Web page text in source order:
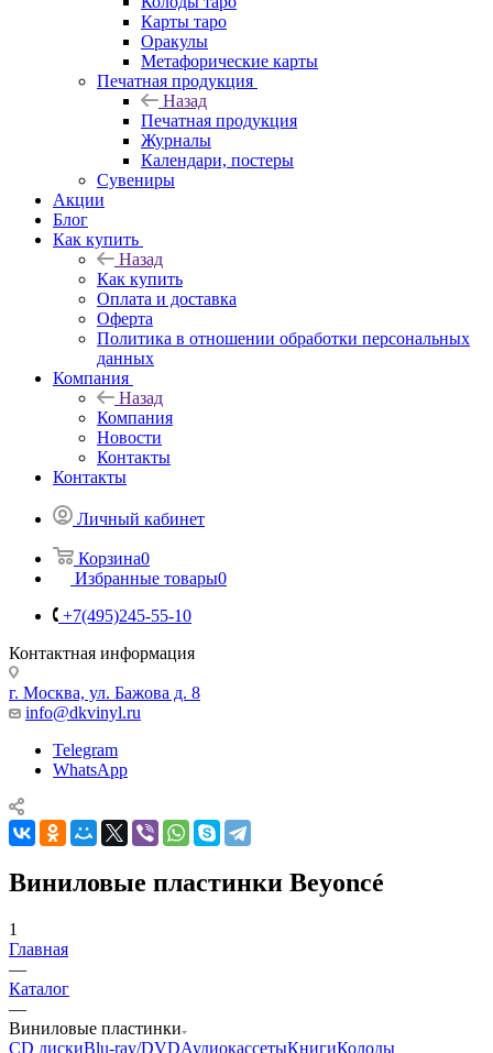
Карты таро
Оракулы
Метафорические карты
Печатная продукция
Назад
Печатная продукция
Журналы
Календари, постеры
Сувениры
Акции
Блог
Как купить
Назад
Как купить
Оплата и доставка
Оферта
Политика в отношении обработки персональных
данных
Компания
Назад
Компания
Новости
Контакты
Контакты
Личный кабинет
Корзина0
Избранные товары0
+7(495)245-55-10
Контактная информация
г. Москва, ул. Бажова д. 8
info@dkvinyl.ru
Telegram
WhatsApp
Виниловые пластинки Beyoncé
1
Главная
—
Каталог
—
Виниловые пластинки
CD дискиBlu-ray/DVDАудиокассетыКнигиКолоды